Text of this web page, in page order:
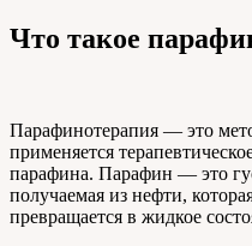
Что такое
Парафинотерапия — это
применяется
парафина. Парафин — это
получаемая из нефти,
превращается в жидкое